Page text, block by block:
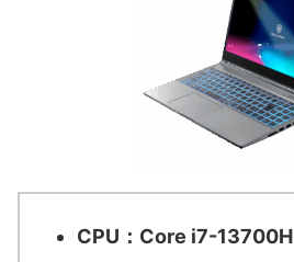
CPU：Core i7-13700H